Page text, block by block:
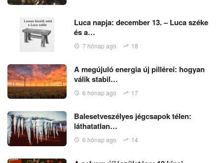
Luca napja: december 13. – Luca széke
és a…
7 hónap ago 18
A megújuló energia új pillérei: hogyan
válik stabil…
6 hónap ago 17
Balesetveszélyes jégcsapok télen:
láthatatlan…
6 hónap ago 14